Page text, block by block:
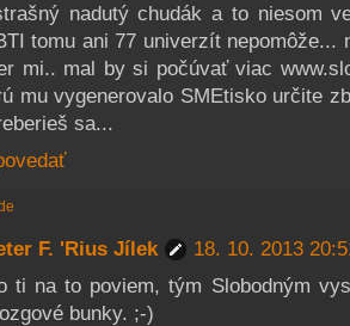
nadutý chudák a to niesom
tomu ani 77 univerzít
mi.. mal by si počúvať viac
mu vygenerovalo SMEtisko určite
sa...
F. 'Rius Jílek
18. 10. 2013
ti na to poviem, tým Slobodným
bunky. ;-)